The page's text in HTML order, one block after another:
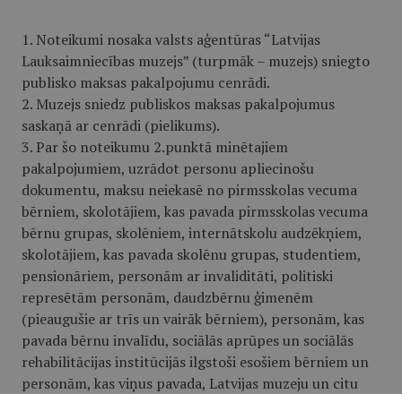
1. Noteikumi nosaka valsts aģentūras “Latvijas
Lauksaimniecības muzejs” (turpmāk – muzejs) sniegto
publisko maksas pakalpojumu cenrādi.
2. Muzejs sniedz publiskos maksas pakalpojumus
saskaņā ar cenrādi (pie­likums).
3. Par šo noteikumu 2.punktā minētajiem
pakalpojumiem, uzrādot per­sonu aplie­cinošu
dokumentu, maksu neiekasē no pirmsskolas vecuma
bērniem, skolotājiem, kas pavada pirmsskolas vecuma
bērnu grupas, skolēniem, internātskolu audzēkņiem,
skolotājiem, kas pavada skolēnu grupas, studentiem,
pensionāriem, personām ar invaliditāti, politiski
represētām personām, daudzbērnu ģimenēm
(pieaugušie ar trīs un vairāk bēr­niem), personām, kas
pavada bērnu invalīdu, sociālās aprūpes un sociālās
rehabilitācijas institūcijās ilgstoši esošiem bērniem un
personām, kas viņus pa­vada, Latvijas muzeju un citu